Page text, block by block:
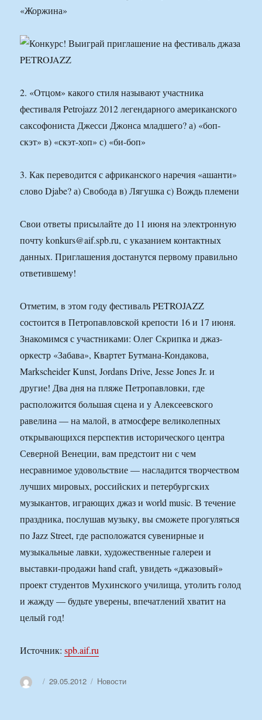
«Жоржина»
2. «Отцом» какого стиля называют участника
фестиваля Petrojazz 2012 легендарного американского
саксофониста Джесси Джонса младшего? а) «боп-
скэт» в) «скэт-хоп» с) «би-боп»
3. Как переводится с африканского наречия «ашанти»
слово Djabe? а) Свобода в) Лягушка с) Вождь племени
Свои ответы присылайте до 11 июня на электронную
почту konkurs@aif.spb.ru, с указанием контактных
данных. Приглашения достанутся первому правильно
ответившему!
Отметим, в этом году фестиваль PETROJAZZ
состоится в Петропавловской крепости 16 и 17 июня.
Знакомимся с участниками: Олег Скрипка и джаз-
оркестр «Забава», Квартет Бутмана-Кондакова,
Markscheider Kunst, Jordans Drive, Jesse Jones Jr. и
другие! Два дня на пляже Петропавловки, где
расположится большая сцена и у Алексеевского
равелина — на малой, в атмосфере великолепных
открывающихся перспектив исторического центра
Северной Венеции, вам предстоит ни с чем
несравнимое удовольствие — насладится творчеством
лучших мировых, российских и петербургских
музыкантов, играющих джаз и world music. В течение
праздника, послушав музыку, вы сможете прогуляться
по Jazz Street, где расположатся сувенирные и
музыкальные лавки, художественные галереи и
выставки-продажи hand craft, увидеть «джазовый»
проект студентов Мухинского училища, утолить голод
и жажду — будьте уверены, впечатлений хватит на
целый год!
Источник:spb.aif.ru
АвторОпубликовано
29.05.2012 Рубрики
Новости